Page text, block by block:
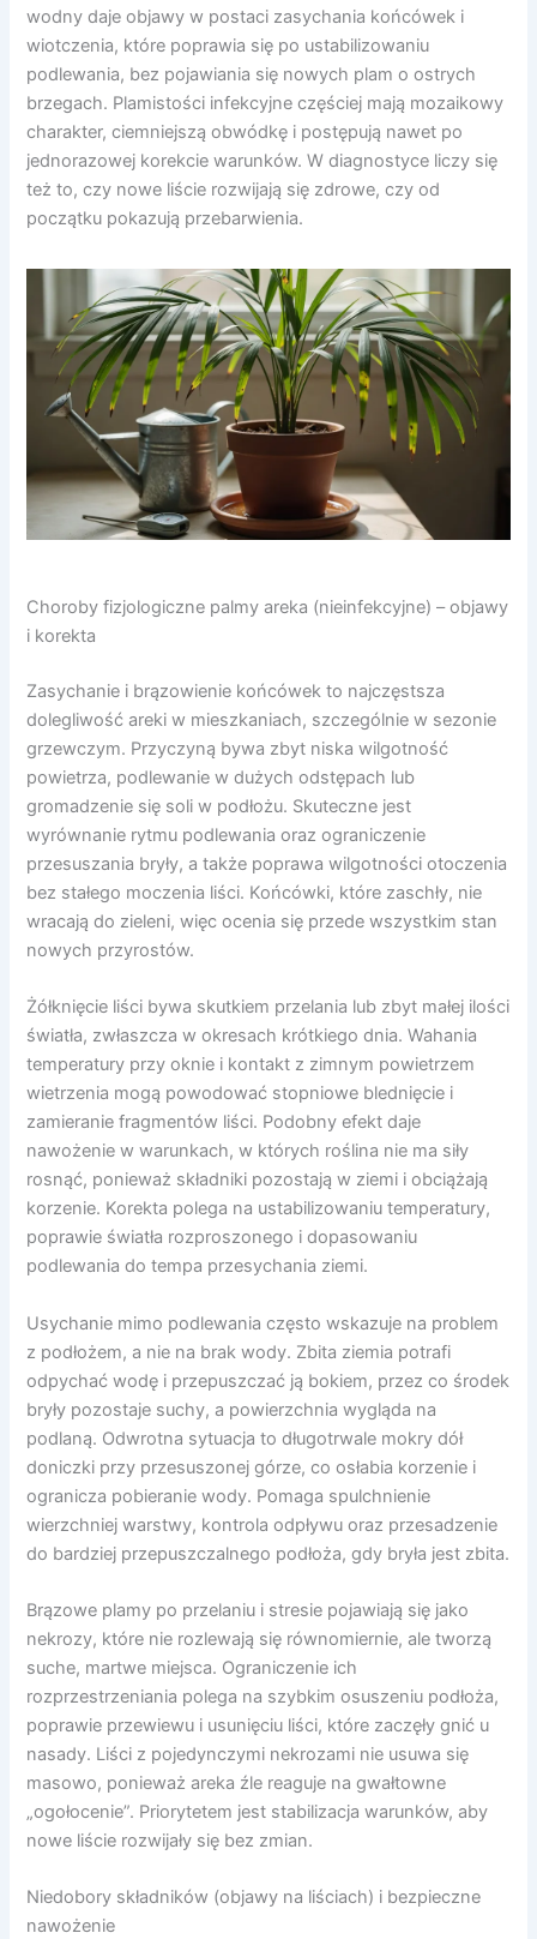
wodny daje objawy w postaci zasychania końcówek i
wiotczenia, które poprawia się po ustabilizowaniu
podlewania, bez pojawiania się nowych plam o ostrych
brzegach. Plamistości infekcyjne częściej mają mozaikowy
charakter, ciemniejszą obwódkę i postępują nawet po
jednorazowej korekcie warunków. W diagnostyce liczy się
też to, czy nowe liście rozwijają się zdrowe, czy od
początku pokazują przebarwienia.
Choroby fizjologiczne palmy areka (nieinfekcyjne) – objawy
i korekta
Zasychanie i brązowienie końcówek to najczęstsza
dolegliwość areki w mieszkaniach, szczególnie w sezonie
grzewczym. Przyczyną bywa zbyt niska wilgotność
powietrza, podlewanie w dużych odstępach lub
gromadzenie się soli w podłożu. Skuteczne jest
wyrównanie rytmu podlewania oraz ograniczenie
przesuszania bryły, a także poprawa wilgotności otoczenia
bez stałego moczenia liści. Końcówki, które zaschły, nie
wracają do zieleni, więc ocenia się przede wszystkim stan
nowych przyrostów.
Żółknięcie liści bywa skutkiem przelania lub zbyt małej ilości
światła, zwłaszcza w okresach krótkiego dnia. Wahania
temperatury przy oknie i kontakt z zimnym powietrzem
wietrzenia mogą powodować stopniowe blednięcie i
zamieranie fragmentów liści. Podobny efekt daje
nawożenie w warunkach, w których roślina nie ma siły
rosnąć, ponieważ składniki pozostają w ziemi i obciążają
korzenie. Korekta polega na ustabilizowaniu temperatury,
poprawie światła rozproszonego i dopasowaniu
podlewania do tempa przesychania ziemi.
Usychanie mimo podlewania często wskazuje na problem
z podłożem, a nie na brak wody. Zbita ziemia potrafi
odpychać wodę i przepuszczać ją bokiem, przez co środek
bryły pozostaje suchy, a powierzchnia wygląda na
podlaną. Odwrotna sytuacja to długotrwale mokry dół
doniczki przy przesuszonej górze, co osłabia korzenie i
ogranicza pobieranie wody. Pomaga spulchnienie
wierzchniej warstwy, kontrola odpływu oraz przesadzenie
do bardziej przepuszczalnego podłoża, gdy bryła jest zbita.
Brązowe plamy po przelaniu i stresie pojawiają się jako
nekrozy, które nie rozlewają się równomiernie, ale tworzą
suche, martwe miejsca. Ograniczenie ich
rozprzestrzeniania polega na szybkim osuszeniu podłoża,
poprawie przewiewu i usunięciu liści, które zaczęły gnić u
nasady. Liści z pojedynczymi nekrozami nie usuwa się
masowo, ponieważ areka źle reaguje na gwałtowne
„ogołocenie”. Priorytetem jest stabilizacja warunków, aby
nowe liście rozwijały się bez zmian.
Niedobory składników (objawy na liściach) i bezpieczne
nawożenie